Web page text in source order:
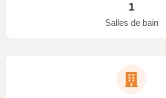
1
Salles de bain